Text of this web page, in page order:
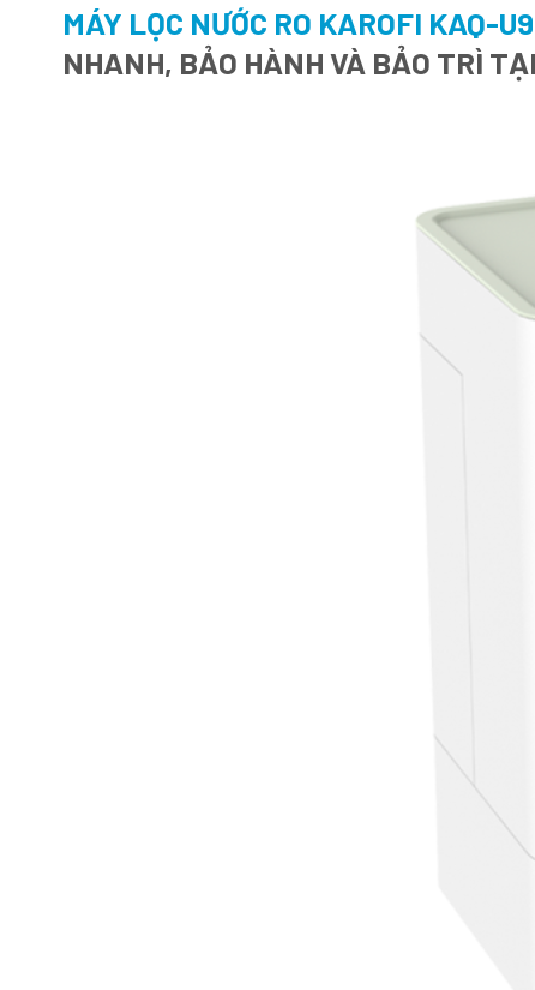
MÁY LỌC NƯỚC RO KAROFI KAQ-
NHANH, BẢO HÀNH VÀ BẢO TRÌ